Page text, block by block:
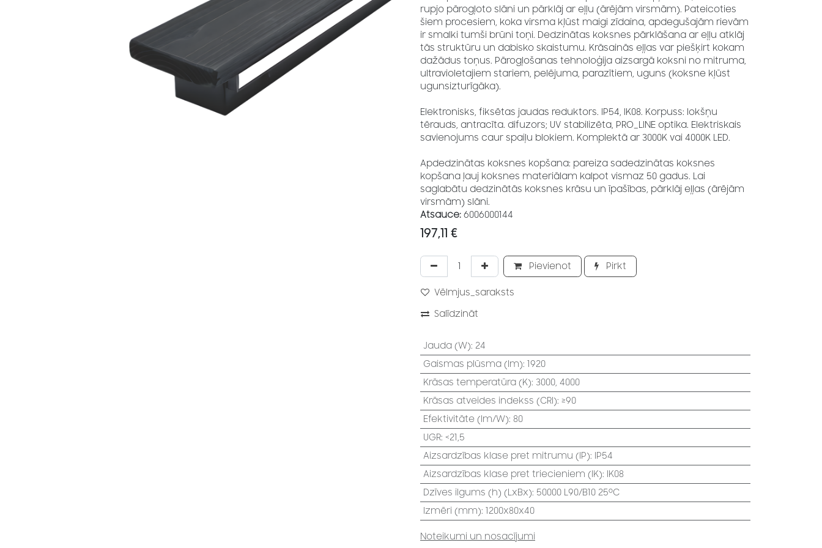
rupjo pārogļoto slāni un pārklāj ar eļļu (ārējām virsmām). Pateicoties
šiem procesiem, koka virsma kļūst maigi zīdaina, apdegušajām rievām
ir smalki tumši brūni toņi. Dedzinātas koksnes pārklāšana ar eļļu atklāj
tās struktūru un dabisko skaistumu. Krāsainās eļļas var piešķirt kokam
dažādus toņus. Pārogļošanas tehnoloģija aizsargā koksni no mitruma,
ultravioletajiem stariem, pelējuma, parazītiem, uguns (koksne kļūst
ugunsizturīgāka).
Elektronisks, fiksētas jaudas reduktors. IP54, IK08. Korpuss: lokšņu
tērauds, antracīta. difuzors; UV stabilizēta, PRO_LINE optika. Elektriskais
savienojums caur spaiļu blokiem. Komplektā ar 3000K vai 4000K LED.
Apdedzinātas koksnes kopšana: pareiza sadedzinātas koksnes
kopšana ļauj koksnes materiālam kalpot vismaz 50 gadus. Lai
saglabātu dedzinātās koksnes krāsu un īpašības, pārklāj eļļas (ārējām
virsmām) slāni.
Atsauce: 6006000144
197,11 €
Pievienot Pirkt
Vēlmjus_saraksts
Salīdzināt
Jauda (W): 24
Gaismas plūsma (lm): 1920
Krāsas temperatūra (K): 3000, 4000
Krāsas atveides indekss (CRI): ≥90
Efektivitāte (lm/W): 80
UGR: <21,5
Aizsardzības klase pret mitrumu (IP): IP54
Aizsardzības klase pret triecieniem (IK): IK08
Dzīves ilgums (h) (LxBx): 50000 L90/B10 25⁰C
Izmēri (mm): 1200x80x40
Noteikumi un nosacījumi